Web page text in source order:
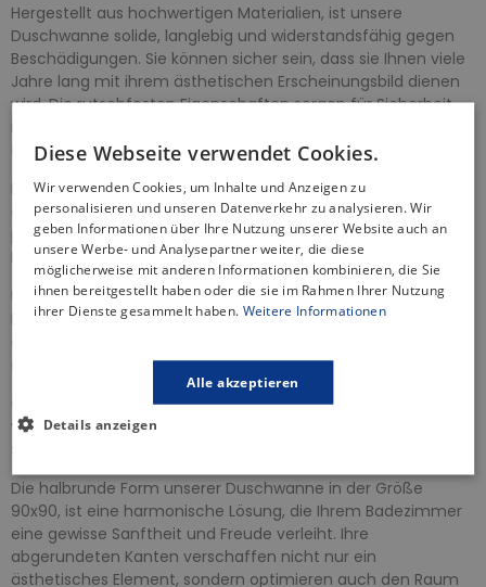
Hergestellt aus hochwertigen Materialien, ist unsere
Duschwanne solide, langlebig und widerstandsfähig gegen
Beschädigungen. Sie können sicher sein, dass sie Ihnen viele
Jahre lang mit ihrem ästhetischen Erscheinungsbild dienen
wird. Die rutschfesten Eigenschaften sorgen für Sicherheit,
aufrecht.
Ein weiterer Vorteil ist die einfache Montage. Mit den
einfachen und intuitiven Anweisungen können Sie sie
problemlos selbst installieren oder mit minimaler Hilfe eines
Fachmanns.
Unabhängig vom Stil Ihres Badezimmers passt sich unsere
Duschwanne perfekt an. Ihr elegantes Design und die Vielfalt
an Ihre Bedürfnisse.
Genießen Sie entspannende Duschen und seien Sie
versichert, dass unsere Duschwanne nicht nur funktional,
Die halbrunde Form unserer Duschwanne in der Größe
90x90, ist eine harmonische Lösung, die Ihrem Badezimmer
eine gewisse Sanftheit und Freude verleiht. Ihre
abgerundeten Kanten verschaffen nicht nur ein
ästhetisches Element, sondern optimieren auch den Raum
Diese Webseite verwendet Cookies.
Wir verwenden Cookies, um Inhalte und Anzeigen zu
personalisieren und unseren Datenverkehr zu analysieren. Wir
geben Informationen über Ihre Nutzung unserer Website auch an
unsere Werbe- und Analysepartner weiter, die diese
möglicherweise mit anderen Informationen kombinieren, die Sie
ihnen bereitgestellt haben oder die sie im Rahmen Ihrer Nutzung
ihrer Dienste gesammelt haben. Weitere Informationen
Alle akzeptieren
Details anzeigen